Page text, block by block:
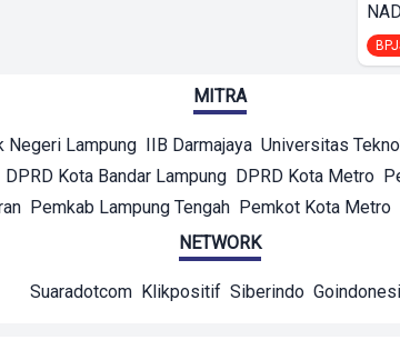
MITRA
Negeri Lampung IIB Darmajaya Universitas
DPRD Kota Bandar Lampung DPRD Kota Metro
Pemkab Lampung Tengah Pemkot Kota Metro
NETWORK
Suaradotcom Klikpositif Siberindo